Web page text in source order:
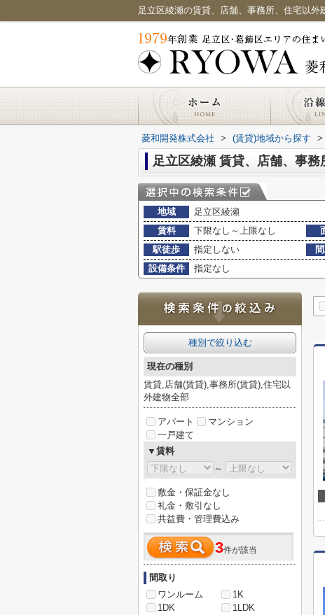
菱和開発株式会社 > (賃貸)地域から探す >
足立区綾瀬 賃貸、店舗、事
地域
足立区綾瀬
賃料
下限なし～上限なし
駅徒歩
指定しない
設備条件
指定なし
種別で絞り込む
現在の種別
賃貸,店舗(賃貸),事務所(賃貸),住宅以
外建物全部
アパート
マンション
一戸建て
▼賃料
～
敷金・保証金なし
礼金・敷引なし
共益費・管理費込み
3件が該当
間取り
ワンルーム
1K
1DK
1LDK